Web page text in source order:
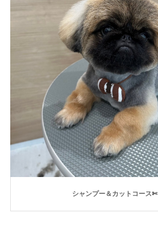
シャンプー＆カットコース✄